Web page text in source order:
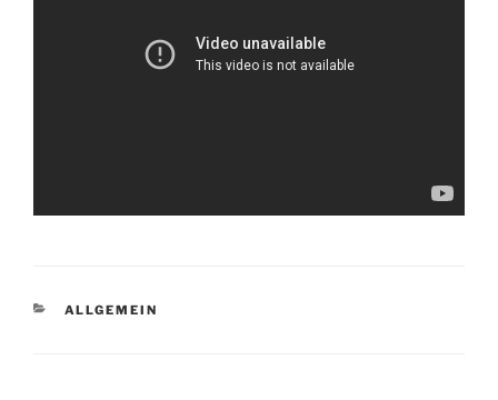
KATEGORIEN
ALLGEMEIN